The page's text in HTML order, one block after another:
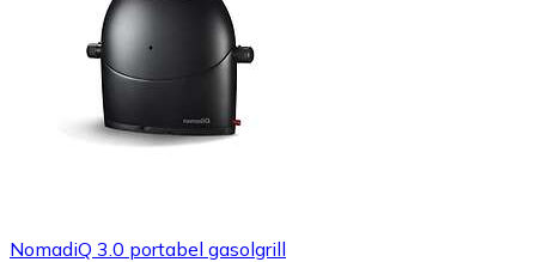
NomadiQ 3.0 portabel gasolgrill